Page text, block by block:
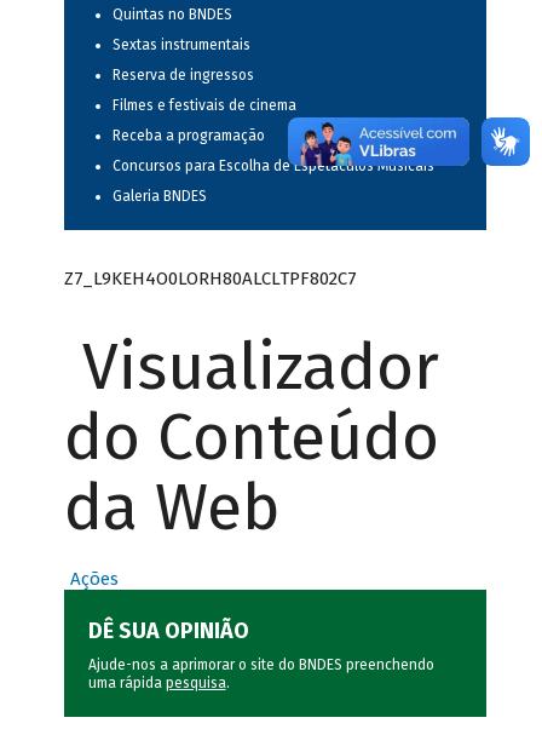
Quintas no BNDES
Sextas instrumentais
Reserva de ingressos
Filmes e festivais de cinema
Receba a programação
Concursos para Escolha de Espetáculos Musicais
Galeria BNDES
Z7_L9KEH4O0LORH80ALCLTPF802C7
Visualizador
do Conteúdo
da Web
Ações
DÊ SUA OPINIÃO
Ajude-nos a aprimorar o site do BNDES preenchendo
uma rápida pesquisa.